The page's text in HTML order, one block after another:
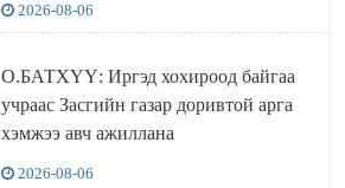
2026-08-06
О.БАТХҮҮ: Иргэд хохироод байгаа
учраас Засгийн газар доривтой арга
хэмжээ авч ажиллана
2026-08-06